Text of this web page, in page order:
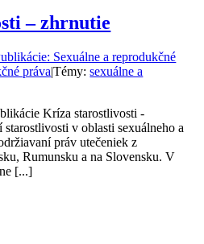
– zhrnutie
Sexuálne a reprodukčné
práva|Témy:sexuálne a
Kríza starostlivosti -
v oblasti sexuálneho a
práv utečeniek z
Rumunsku a na Slovensku. V
[...]